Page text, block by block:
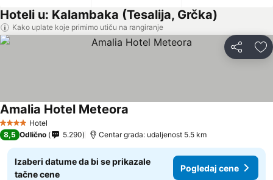
Hoteli u: Kalambaka (Tesalija, Grčka)
Kako uplate koje primimo utiču na rangiranje
Deli
4 ZvezdiceHotel
Amalia Hotel Meteora
8,5 Odlično 5.290 Centar grada: udaljenost 5.5 km
Izaberi datume da bi se prikazale
tačne cene
Pogledaj cene